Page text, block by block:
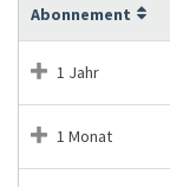
Abonnement
1 Jahr
1 Monat